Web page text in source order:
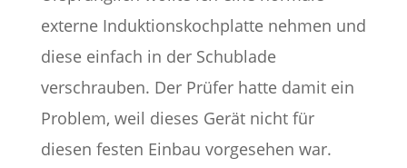
externe Induktionskochplatte nehmen und
diese einfach in der Schublade
verschrauben. Der Prüfer hatte damit ein
Problem, weil dieses Gerät nicht für
diesen festen Einbau vorgesehen war.